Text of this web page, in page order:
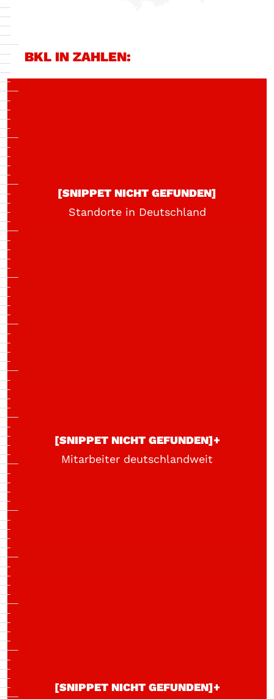
BKL IN ZAHLEN:
[SNIPPET NICHT GEFUNDEN]
Standorte in Deutschland
[SNIPPET NICHT GEFUNDEN]+
Mitarbeiter deutschlandweit
[SNIPPET NICHT GEFUNDEN]+